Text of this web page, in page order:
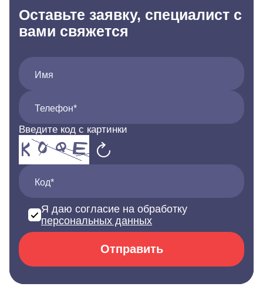
Оставьте заявку, специалист с
вами свяжется
Имя
Телефон*
Введите код с картинки
Код*
Я даю согласие на обработку
персональных данных
Отправить